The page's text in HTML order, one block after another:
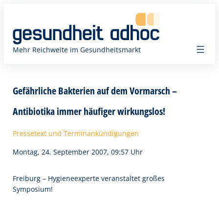
springen
Mehr Reichweite im Gesundheitsmarkt
Gefährliche Bakterien auf dem Vormarsch –
Antibiotika immer häufiger wirkungslos!
Pressetext und Terminankündigungen
Montag, 24. September 2007, 09:57 Uhr
Freiburg – Hygieneexperte veranstaltet großes
Symposium!